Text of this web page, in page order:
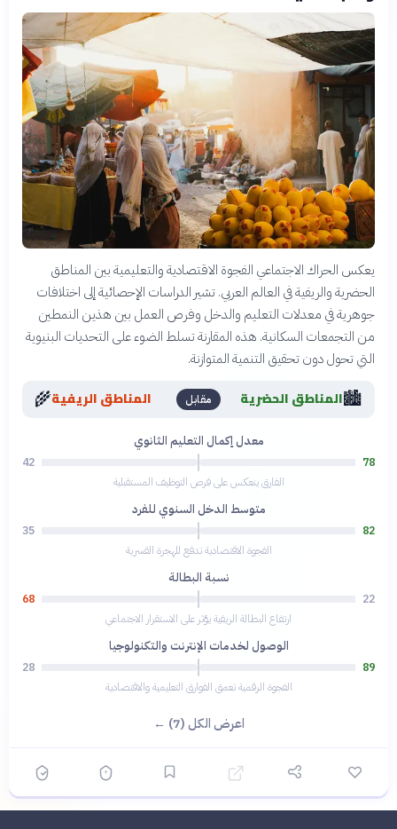
يعكس الحراك الاجتماعي الفجوة الاقتصادية والتعليمية بين المناطق
الحضرية والريفية في العالم العربي. تشير الدراسات الإحصائية إلى اختلافات
جوهرية في معدلات التعليم والدخل وفرص العمل بين هذين النمطين
من التجمعات السكانية. هذه المقارنة تسلط الضوء على التحديات البنيوية
التي تحول دون تحقيق التنمية المتوازنة.
🏙️المناطق الحضرية مقابل المناطق الريفية🌾
معدل إكمال التعليم الثانوي
78
42
الفارق ينعكس على فرص التوظيف المستقبلية
متوسط الدخل السنوي للفرد
82
35
الفجوة الاقتصادية تدفع للهجرة القسرية
نسبة البطالة
22
68
ارتفاع البطالة الريفية يؤثر على الاستقرار الاجتماعي
الوصول لخدمات الإنترنت والتكنولوجيا
89
28
الفجوة الرقمية تعمق الفوارق التعليمية والاقتصادية
اعرض الكل (7) ←